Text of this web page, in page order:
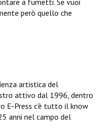
a fumetti. Se vuoi
però quello che
artistica del
attivo dal 1996, dentro
E-Press c'è tutto il know
anni nel campo del